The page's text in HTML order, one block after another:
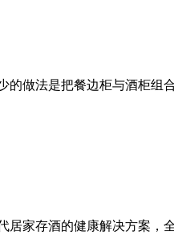
的做法是把餐边柜与酒柜组
居家存酒的健康解决方案，